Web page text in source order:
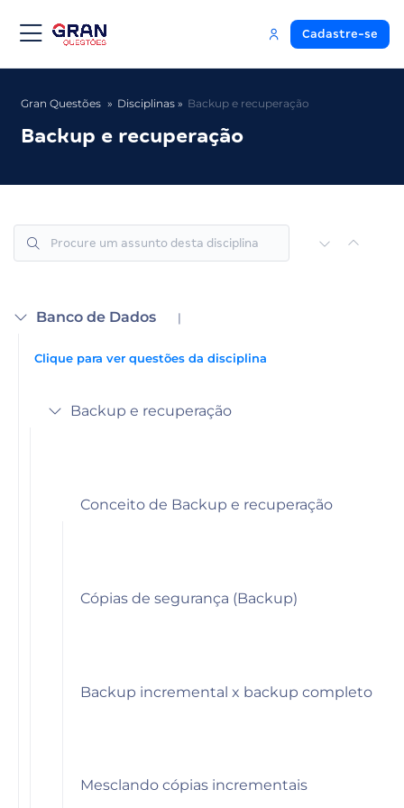
Cadastre-se
Gran Questões Disciplinas Backup e recuperação
Backup e recuperação
Banco de Dados |
Clique para ver questões da disciplina
Backup e recuperação
Conceito de Backup e recuperação
Cópias de segurança (Backup)
Backup incremental x backup completo
Mesclando cópias incrementais